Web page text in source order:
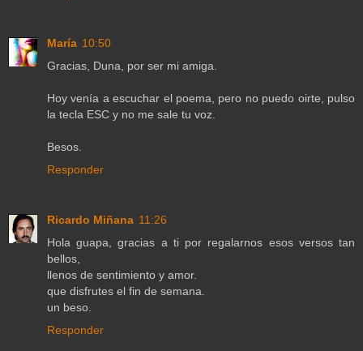
María 10:50
Gracias, Duna, por ser mi amiga.
Hoy venía a escuchar el poema, pero no puedo oirte, pulso
la tecla ESC y no me sale tu voz.
Besos.
Responder
Ricardo Miñana 11:26
Hola guapa, gracias a ti por regalarnos esos versos tan
bellos,
llenos de sentimiento y amor.
que disfrutes el fin de semana.
un beso.
Responder